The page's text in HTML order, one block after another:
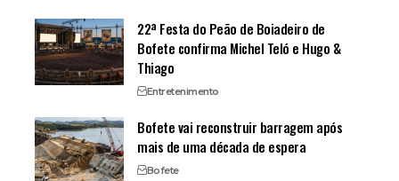
22ª Festa do Peão de Boiadeiro de
Bofete confirma Michel Teló e Hugo &
Thiago
Entretenimento
Bofete vai reconstruir barragem após
mais de uma década de espera
Bofete